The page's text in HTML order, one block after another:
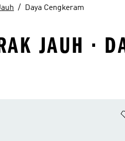
Daya Cengkeram
JAUH ·